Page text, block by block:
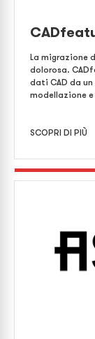
La migrazione
dolorosa.
dati CAD da
modellazione
SCOPRI DI PIÙ